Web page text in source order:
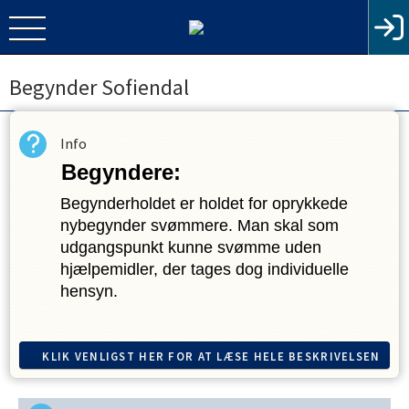
Begynder Sofiendal
Info
Begyndere:
Begynderholdet er holdet for oprykkede
nybegynder svømmere. Man skal som
udgangspunkt kunne svømme uden
hjælpemidler, der tages dog individuelle
hensyn.
midten. Der undervises i 20‐25 minutter  og
den resterende tid vil være fri leg.
KLIK VENLIGST HER FOR AT LÆSE HELE BESKRIVELSEN